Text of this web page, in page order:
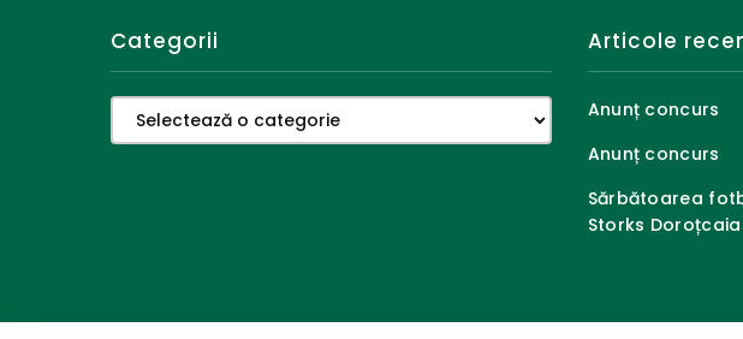
Categorii
Categorii
Articole
Anunț concurs
Anunț concurs
Sărbătoarea
Storks